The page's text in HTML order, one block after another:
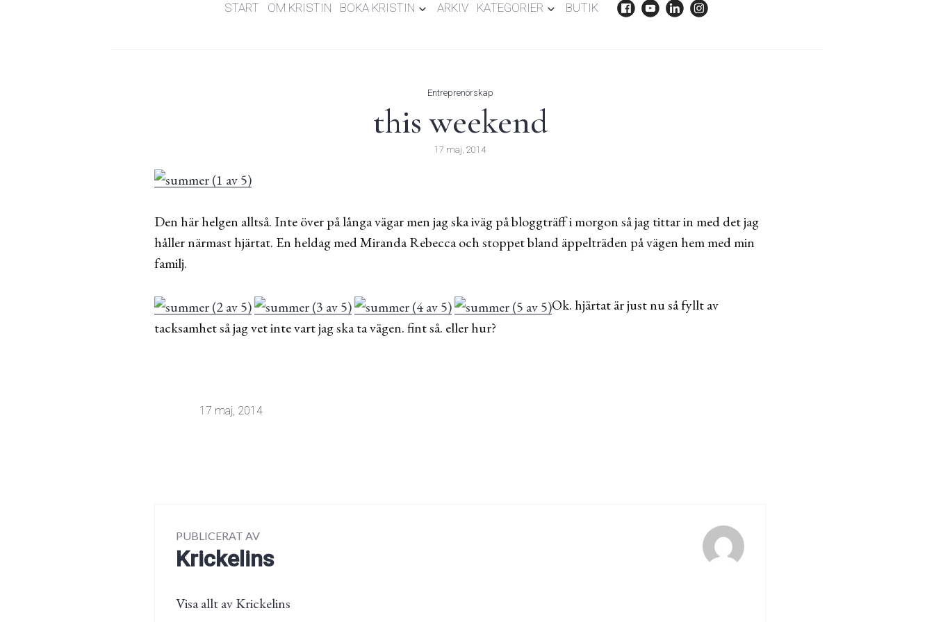
START OM KRISTIN BOKA KRISTIN ARKIV KATEGORIER BUTIK
Entreprenörskap
this weekend
17 maj, 2014
Den här helgen alltså. Inte över på långa vägar men jag ska iväg på bloggträff i morgon så jag tittar in med det jag
håller närmast hjärtat. En heldag med Miranda Rebecca och stoppet bland äppelträden på vägen hem med min
familj.
Ok. hjärtat är just nu så fyllt av
tacksamhet så jag vet inte vart jag ska ta vägen. fint så. eller hur?
17 maj, 2014
PUBLICERAT AV
Krickelins
Visa allt av Krickelins